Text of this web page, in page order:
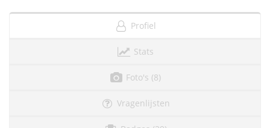
Profiel
Stats
Foto's (8)
Vragenlijsten